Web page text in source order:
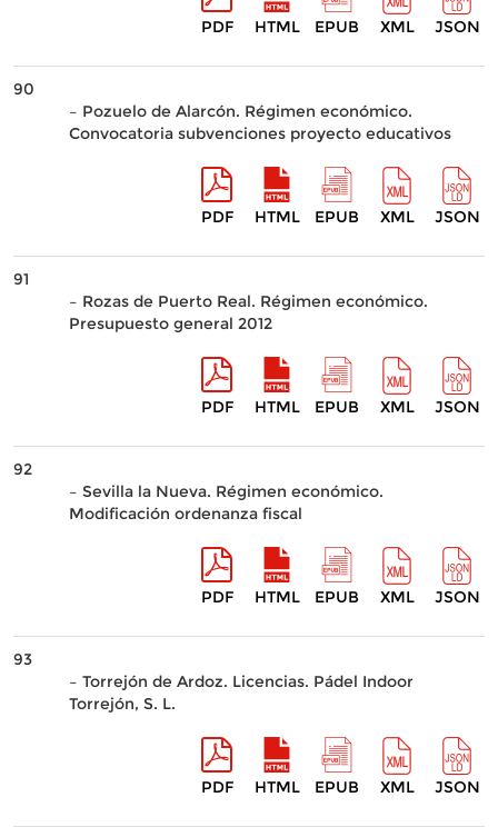
PDF HTML EPUB XML JSON
90
– Pozuelo de Alarcón. Régimen económico.
Convocatoria subvenciones proyecto educativos
PDF HTML EPUB XML JSON
91
– Rozas de Puerto Real. Régimen económico.
Presupuesto general 2012
PDF HTML EPUB XML JSON
92
– Sevilla la Nueva. Régimen económico.
Modificación ordenanza fiscal
PDF HTML EPUB XML JSON
93
– Torrejón de Ardoz. Licencias. Pádel Indoor
Torrejón, S. L.
PDF HTML EPUB XML JSON